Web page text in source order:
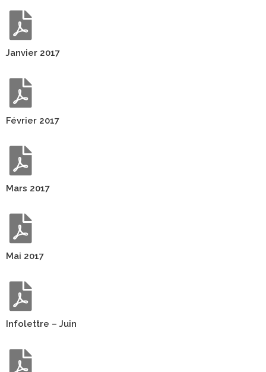
Janvier 2017
Février 2017
Mars 2017
Mai 2017
Infolettre – Juin